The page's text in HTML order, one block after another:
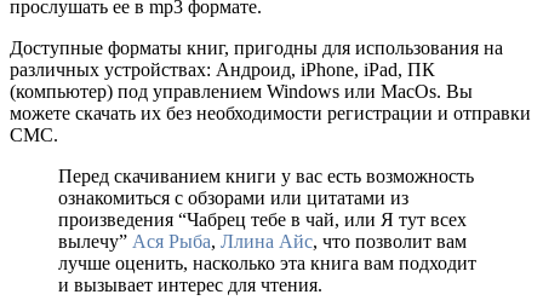
прослушать ее в mp3 формате.
Доступные форматы книг, пригодны для использования на
различных устройствах: Андроид, iPhone, iPad, ПК
(компьютер) под управлением Windows или MacOs. Вы
можете скачать их без необходимости регистрации и отправки
СМС.
Перед скачиванием книги у вас есть возможность
ознакомиться с обзорами или цитатами из
произведения “Чабрец тебе в чай, или Я тут всех
вылечу” Ася Рыба, Ллина Айс, что позволит вам
лучше оценить, насколько эта книга вам подходит
и вызывает интерес для чтения.